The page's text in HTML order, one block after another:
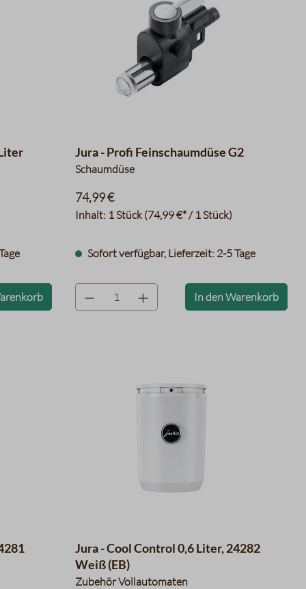
Jura - Profi Feinschaumdüse G2
Schaumdüse
Inhalt: 1 Stück(74,99 €* / 1 Stück)
74,99 €
Sofort verfügbar, Lieferzeit: 2-5 Tage
product.quantityLabel In den Warenkorb
Jura - Cool Control 0,6 Liter, 24282
Weiß (EB)
Zubehör Vollautomaten